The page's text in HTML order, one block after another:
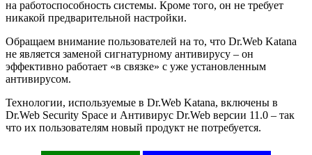
на работоспособность системы. Кроме того, он не требует
никакой предварительной настройки.
Обращаем внимание пользователей на то, что Dr.Web Katana
не является заменой сигнатурному антивирусу – он
эффективно работает «в связке» с уже установленным
антивирусом.
Технологии, используемые в Dr.Web Katana, включены в
Dr.Web Security Space и Антивирус Dr.Web версии 11.0 – так
что их пользователям новый продукт не потребуется.